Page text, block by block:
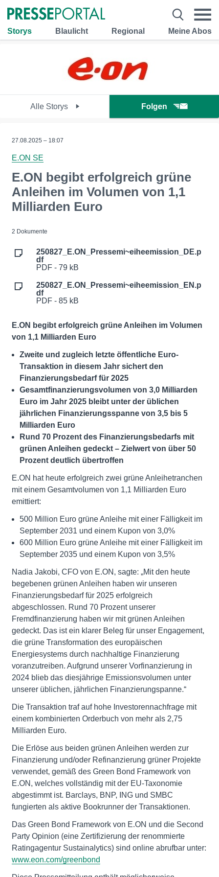
Storys Blaulicht Regional Meine Abos
Alle Storys Folgen
27.08.2025 – 18:07
E.ON SE
E.ON begibt erfolgreich grüne
Anleihen im Volumen von 1,1
Milliarden Euro
2 Dokumente
250827_E.ON_Pressemi~eiheemission_DE.p
df
PDF - 79 kB
250827_E.ON_Pressemi~eiheemission_EN.p
df
PDF - 85 kB
E.ON begibt erfolgreich grüne Anleihen im Volumen
von 1,1 Milliarden Euro
Zweite und zugleich letzte öffentliche Euro-
Transaktion in diesem Jahr sichert den
Finanzierungsbedarf für 2025
Gesamtfinanzierungsvolumen von 3,0 Milliarden
Euro im Jahr 2025 bleibt unter der üblichen
jährlichen Finanzierungsspanne von 3,5 bis 5
Milliarden Euro
Rund 70 Prozent des Finanzierungsbedarfs mit
grünen Anleihen gedeckt – Zielwert von über 50
Prozent deutlich übertroffen
E.ON hat heute erfolgreich zwei grüne Anleihetranchen
mit einem Gesamtvolumen von 1,1 Milliarden Euro
emittiert:
500 Million Euro grüne Anleihe mit einer Fälligkeit im
September 2031 und einem Kupon von 3,0%
600 Million Euro grüne Anleihe mit einer Fälligkeit im
September 2035 und einem Kupon von 3,5%
Nadia Jakobi, CFO von E.ON, sagte: „Mit den heute
begebenen grünen Anleihen haben wir unseren
Finanzierungsbedarf für 2025 erfolgreich
abgeschlossen. Rund 70 Prozent unserer
Fremdfinanzierung haben wir mit grünen Anleihen
gedeckt. Das ist ein klarer Beleg für unser Engagement,
die grüne Transformation des europäischen
Energiesystems durch nachhaltige Finanzierung
voranzutreiben. Aufgrund unserer Vorfinanzierung in
2024 blieb das diesjährige Emissionsvolumen unter
unserer üblichen, jährlichen Finanzierungspanne.“
Die Transaktion traf auf hohe Investorennachfrage mit
einem kombinierten Orderbuch von mehr als 2,75
Milliarden Euro.
Die Erlöse aus beiden grünen Anleihen werden zur
Finanzierung und/oder Refinanzierung grüner Projekte
verwendet, gemäß des Green Bond Framework von
E.ON, welches vollständig mit der EU-Taxonomie
abgestimmt ist. Barclays, BNP, ING und SMBC
fungierten als aktive Bookrunner der Transaktionen.
Das Green Bond Framework von E.ON und die Second
Party Opinion (eine Zertifizierung der renommierte
Ratingagentur Sustainalytics) sind online abrufbar unter:
www.eon.com/greenbond